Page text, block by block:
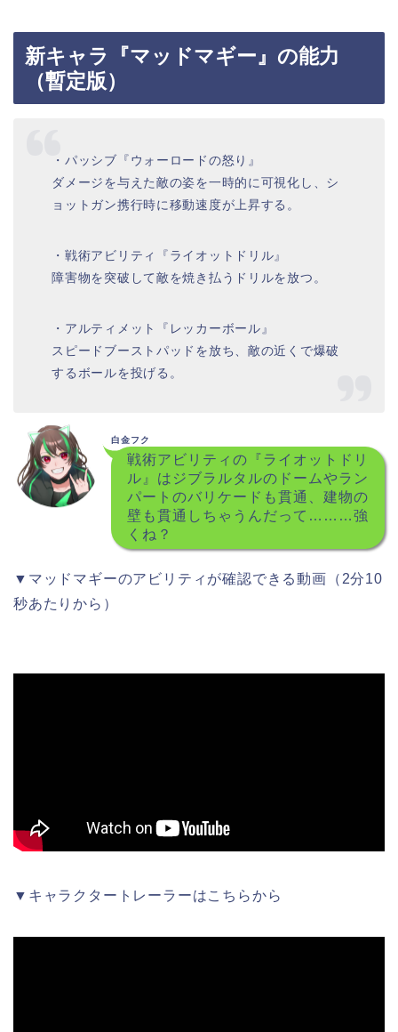
新キャラ『マッドマギー』の能力
（暫定版）
・パッシブ『ウォーロードの怒り』
ダメージを与えた敵の姿を一時的に可視化し、シ
ョットガン携行時に移動速度が上昇する。
・戦術アビリティ『ライオットドリル』
障害物を突破して敵を焼き払うドリルを放つ。
・アルティメット『レッカーボール』
スピードブーストパッドを放ち、敵の近くで爆破
するボールを投げる。
白金フク
戦術アビリティの『ライオットドリ
ル』はジブラルタルのドームやラン
パートのバリケードも貫通、建物の
壁も貫通しちゃうんだって………強
くね？
▼マッドマギーのアビリティが確認できる動画（2分10
秒あたりから）
▼キャラクタートレーラーはこちらから